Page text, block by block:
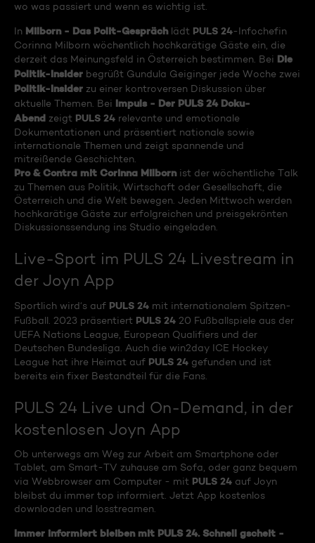
wo was passiert und wenn es wichtig ist.
In Milborn - Das Polit-Gesprächlädt PULS 24-Infochefin
Corinna Milborn wöchentlich hochkarätige Gäste ein, die
derzeit das Meinungsfeld in Österreich bestimmen. Bei Die
Politik-Insider begrüßt Gundula Geiginger jede Woche zwei
Politik-Insider zu einer kontroversen Diskussion über
aktuelle Themen. Bei Impuls - Der PULS 24 Doku-
Abend zeigt PULS 24 relevante und emotionale
Dokumentationen und präsentiert nationale sowie
internationale Themen und zeigt spannende und
mitreißende Geschichten.
Pro & Contra mit Corinna Milbornist der wöchentliche Talk
zu Themen aus Politik, Wirtschaft oder Gesellschaft, die
Österreich und die Welt bewegen. Jeden Mittwoch werden
hochkarätige Gäste zur erfolgreichen und preisgekrönten
Diskussionssendung ins Studio eingeladen.
Live-Sport im PULS 24 Livestream in
der Joyn App
Sportlich wird‘s auf PULS 24 mit internationalem Spitzen-
Fußball. 2023 präsentiert PULS 24 20 Fußballspiele aus der
UEFA Nations League, European Qualifiers und der
Deutschen Bundesliga. Auch die win2day ICE Hockey
League hat ihre Heimat auf PULS 24 gefunden und ist
bereits ein fixer Bestandteil für die Fans.
PULS 24 Live und On-Demand, in der
kostenlosen Joyn App
Ob unterwegs am Weg zur Arbeit am Smartphone oder
Tablet, am Smart-TV zuhause am Sofa, oder ganz bequem
via Webbrowser am Computer - mit PULS 24 auf Joyn
bleibst du immer top informiert. Jetzt App kostenlos
downloaden und losstreamen.
Immer informiert bleiben mit PULS 24. Schnell gscheit -